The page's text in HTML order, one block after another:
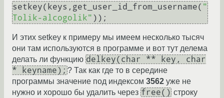
setkey(keys,get_user_id_from_username( "
Tolik-alcogolik"
И этих setkey к примеру мы имеем несколько тысяч
они там используются в программе и вот тут делема
делать ли функцию delkey(char ** key, char
* keyname); ? Так как где то в середине
программы значение под индексом 3562 уже не
нужно и хорошо бы удалить через free() строку